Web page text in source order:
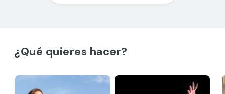
¿Qué quieres hacer?